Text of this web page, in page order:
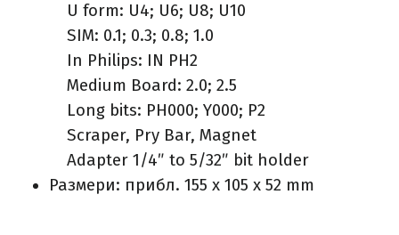
U form: U4; U6; U8; U10
SIM: 0.1; 0.3; 0.8; 1.0
In Philips: IN PH2
Medium Board: 2.0; 2.5
Long bits: PH000; Y000; P2
Scraper, Pry Bar, Magnet
Adapter 1/4″ to 5/32″ bit holder
Размери: прибл. 155 x 105 x 52 mm